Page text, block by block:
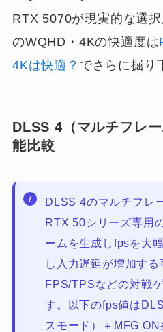
RTX 5070が現実的な選
のWQHD・4Kの快適度は
4Kは快適？ でさらに掘り
DLSS 4（マルチフレ
能比較
DLSS 4のマルチフレ
RTX 50シリーズ専用
ームを生成しfpsを大
し入力遅延が増加する
FPS/TPSなどの対戦
す。以下のfps値は
スモード）＋MFG ON